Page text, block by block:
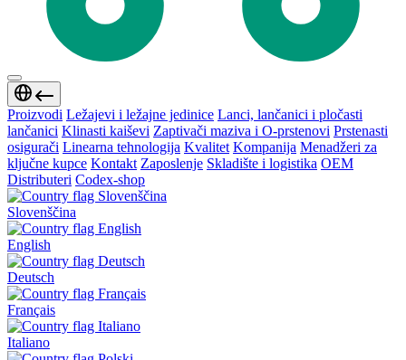
Proizvodi Ležajevi i ležajne jedinice Lanci, lančanici i pločasti
lančanici Klinasti kaiševi Zaptivači maziva i O-prstenovi Prstenasti
osigurači Linearna tehnologija Kvalitet Kompanija Menadžeri za
ključne kupce Kontakt Zaposlenje Skladište i logistika OEM
Distributeri Codex-shop
Slovenščina
English
Deutsch
Français
Italiano